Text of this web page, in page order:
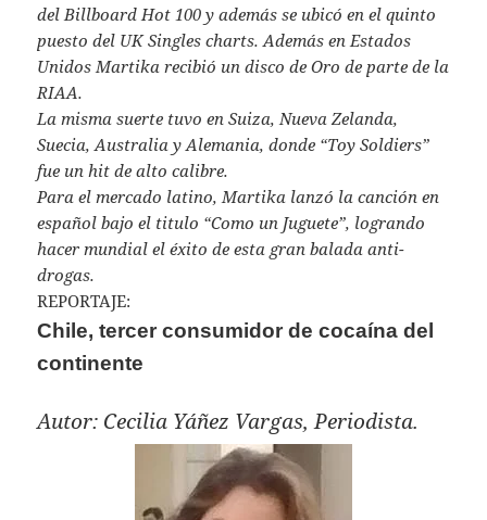
del Billboard Hot 100 y además se ubicó en el quinto
puesto del UK Singles charts. Además en Estados
Unidos Martika recibió un disco de Oro de parte de la
RIAA.
La misma suerte tuvo en Suiza, Nueva Zelanda,
Suecia, Australia y Alemania, donde “Toy Soldiers”
fue un hit de alto calibre.
Para el mercado latino, Martika lanzó la canción en
español bajo el titulo “Como un Juguete”, logrando
hacer mundial el éxito de esta gran balada anti-
drogas.
REPORTAJE:
Chile, tercer consumidor de cocaína del
continente
Autor: Cecilia Yáñez Vargas, Periodista.